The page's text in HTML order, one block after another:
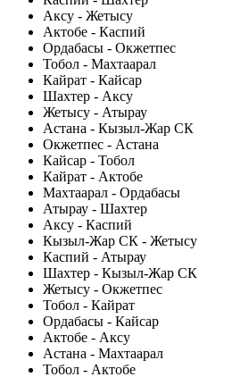
Аксу - Жетысу
Актобе - Каспий
Ордабасы - Окжетпес
Тобол - Махтаарал
Кайрат - Кайсар
Шахтер - Аксу
Жетысу - Атырау
Астана - Кызыл-Жар СК
Окжетпес - Астана
Кайсар - Тобол
Кайрат - Актобе
Махтаарал - Ордабасы
Атырау - Шахтер
Аксу - Каспий
Кызыл-Жар СК - Жетысу
Каспий - Атырау
Шахтер - Кызыл-Жар СК
Жетысу - Окжетпес
Тобол - Кайрат
Ордабасы - Кайсар
Актобе - Аксу
Астана - Махтаарал
Тобол - Актобе